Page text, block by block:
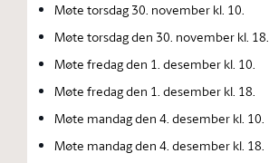
Møte torsdag 30. november kl. 10.
Møte torsdag den 30. november kl. 18.
Møte fredag den 1. desember kl. 10.
Møte fredag den 1. desember kl. 18.
Møte mandag den 4. desember kl. 10.
Møte mandag den 4. desember kl. 18.